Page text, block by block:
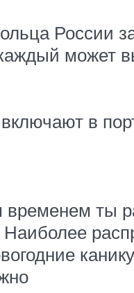
России
может
в
временем ты